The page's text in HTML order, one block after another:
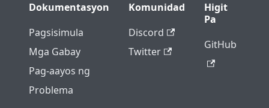
Dokumentasyon
Pagsisimula
Mga Gabay
Pag-aayos ng
Problema
Komunidad
Discord
Twitter
Higit
Pa
GitHub